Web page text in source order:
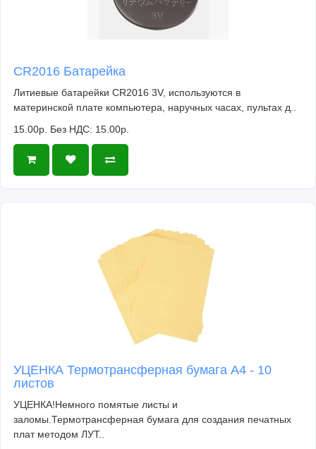
CR2016 Батарейка
Литиевые батарейки CR2016 3V, используются в
материнской плате компьютера, наручных часах, пультах д..
15.00р. Без НДС: 15.00р.
УЦЕНКА Термотрансферная бумага А4 - 10
листов
УЦЕНКА!Немного помятые листы и
заломы.Термотрансферная бумага для создания печатных
плат методом ЛУТ..